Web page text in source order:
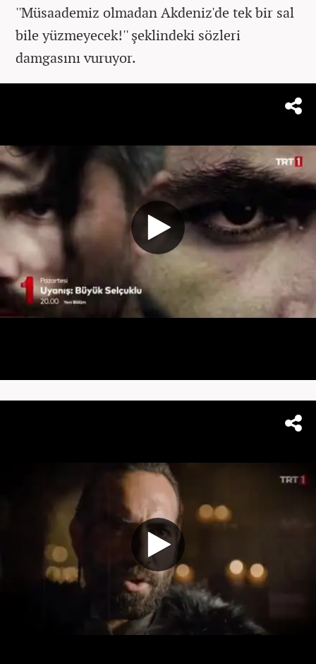
''Müsaademiz olmadan Akdeniz'de tek bir sal
bile yüzmeyecek!'' şeklindeki sözleri
damgasını vuruyor.